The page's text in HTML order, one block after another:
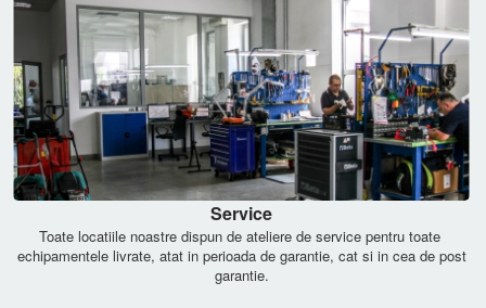
Service
Toate locatiile noastre dispun de ateliere de service pentru toate
echipamentele livrate, atat in perioada de garantie, cat si in cea de post
garantie.